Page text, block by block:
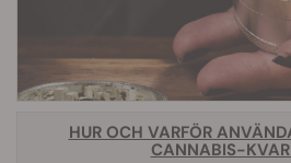
HUR OCH VARFÖR
CANNABIS-